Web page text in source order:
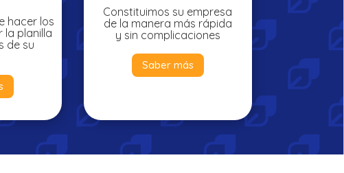
hacer los
la planilla
de su
Constituimos su empresa
de la manera más rápida
y sin complicaciones
Saber más